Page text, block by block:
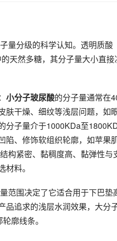
量分级的科学认知。透明质酸
天然多糖，其分子量大小直
小分子玻尿酸的分子量通常在
干燥、细纹等浅层问题，如
分子量介于1000KDa至
、修饰软组织轮廓，如苹果
构紧密、黏稠度高、黏弹性与
料。
范围决定了它适合用于下巴垫
追求的浅层水润效果，大分
廓线条。